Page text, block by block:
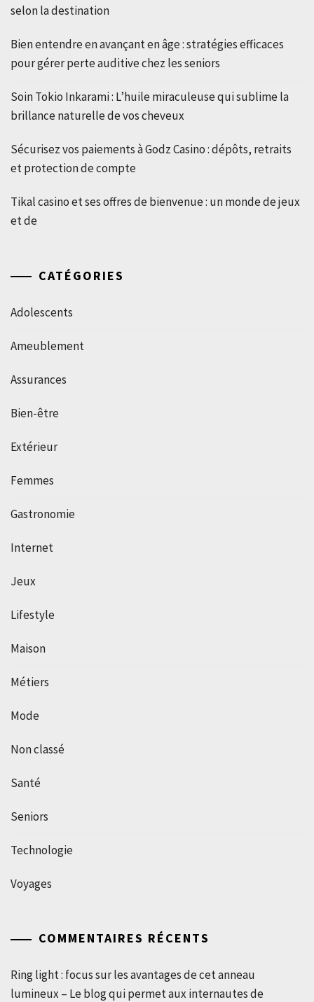
selon la destination
Bien entendre en avançant en âge : stratégies efficaces
pour gérer perte auditive chez les seniors
Soin Tokio Inkarami : L’huile miraculeuse qui sublime la
brillance naturelle de vos cheveux
Sécurisez vos paiements à Godz Casino : dépôts, retraits
et protection de compte
Tikal casino et ses offres de bienvenue : un monde de jeux
et de
CATÉGORIES
Adolescents
Ameublement
Assurances
Bien-être
Extérieur
Femmes
Gastronomie
Internet
Jeux
Lifestyle
Maison
Métiers
Mode
Non classé
Santé
Seniors
Technologie
Voyages
COMMENTAIRES RÉCENTS
Ring light : focus sur les avantages de cet anneau
lumineux – Le blog qui permet aux internautes de